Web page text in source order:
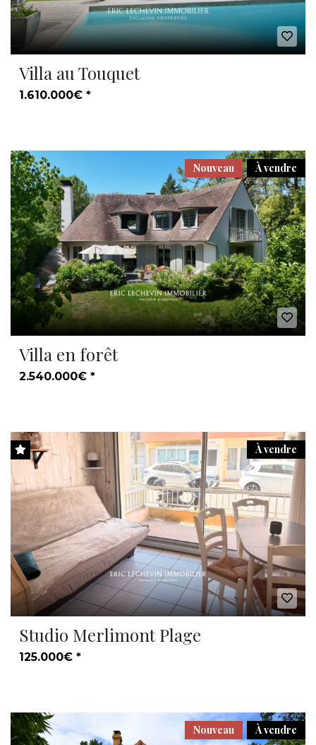
Villa au Touquet
1.610.000€ *
À vendre
Nouveau
Villa en forêt
2.540.000€ *
À vendre
Studio Merlimont Plage
125.000€ *
À vendre
Nouveau